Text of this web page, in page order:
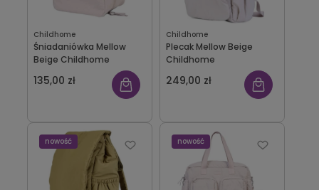
Childhome
Śniadaniówka Mellow
Beige Childhome
135,00 zł
Childhome
Plecak Mellow Beige
Childhome
249,00 zł
nowość nowość